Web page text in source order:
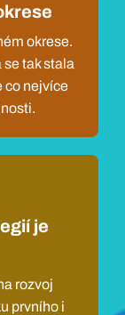
okrese.
tak stala
co nejvíce
je
rozvoj
prvního i